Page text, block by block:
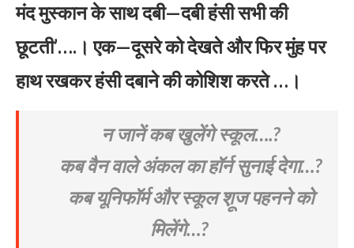
मंद मुस्कान के साथ दबी—दबी हंसी सभी की
छूटती’….। एक—दूसरे को देखते और फिर मुंह पर
हाथ रखकर हंसी दबाने की कोशिश करते …।
न जानें कब खुलेंगे स्कूल….?
कब वैन वाले अंकल का हॉर्न सुनाई देगा…?
कब यूनिफॉर्म और स्कूल श़ूज पहनने को
मिलेंगे…?